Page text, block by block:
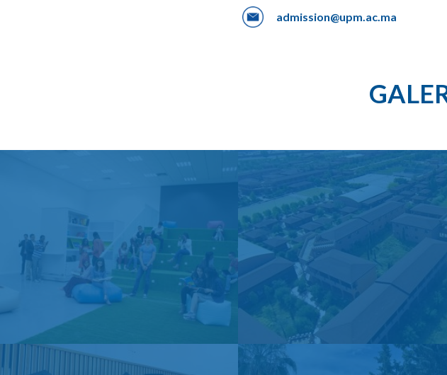
admission@upm.ac.ma